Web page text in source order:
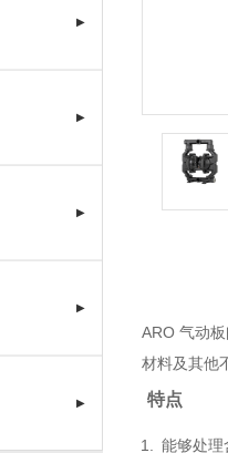
▶
▶
▶
▶
▶
ARO 气动
材料及其他
特点
能够处理